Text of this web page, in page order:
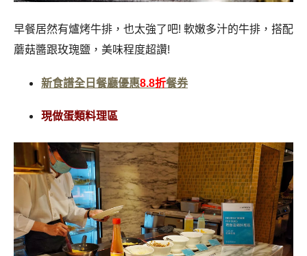
早餐居然有爐烤牛排，也太強了吧! 軟嫩多汁的牛排，搭配
蘑菇醬跟玫瑰鹽，美味程度超讚!
新食譜全日餐廳優惠8.8折餐券
現做蛋類料理區